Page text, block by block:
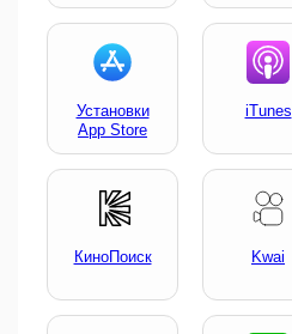
Установки
App Store
iTunes
КиноПоиск Kwai